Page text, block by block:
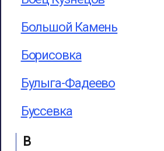
Большой Камень
Борисовка
Булыга-Фадеево
Буссевка
В